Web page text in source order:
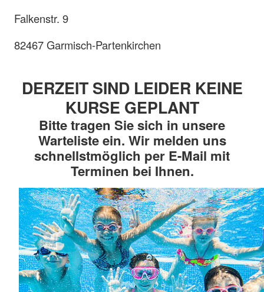
Falkenstr. 9
82467 Garmisch-Partenkirchen
DERZEIT SIND LEIDER KEINE
KURSE GEPLANT
Bitte tragen Sie sich in unsere
Warteliste ein. Wir melden uns
schnellstmöglich per E-Mail mit
Terminen bei Ihnen.